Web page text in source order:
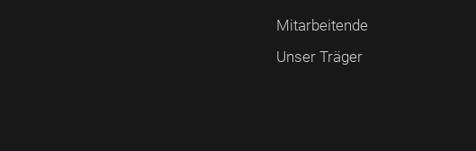
Mitarbeitende
Unser Träger